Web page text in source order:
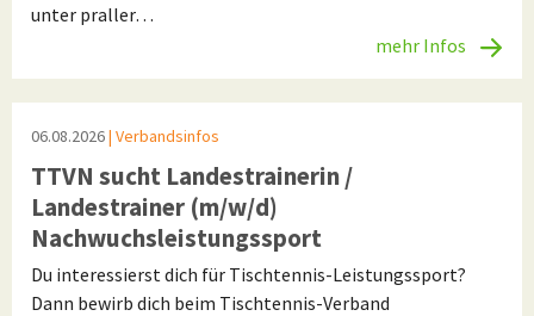
unter praller…
mehr Infos
06.08.2026| Verbandsinfos
TTVN sucht Landestrainerin /
Landestrainer (m/w/d)
Nachwuchsleistungssport
Du interessierst dich für Tischtennis-Leistungssport?
Dann bewirb dich beim Tischtennis-Verband